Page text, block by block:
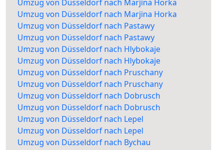
Umzug von Düsseldorf nach Marjina Horka
Umzug von Düsseldorf nach Marjina Horka
Umzug von Düsseldorf nach Pastawy
Umzug von Düsseldorf nach Pastawy
Umzug von Düsseldorf nach Hlybokaje
Umzug von Düsseldorf nach Hlybokaje
Umzug von Düsseldorf nach Pruschany
Umzug von Düsseldorf nach Pruschany
Umzug von Düsseldorf nach Dobrusch
Umzug von Düsseldorf nach Dobrusch
Umzug von Düsseldorf nach Lepel
Umzug von Düsseldorf nach Lepel
Umzug von Düsseldorf nach Bychau